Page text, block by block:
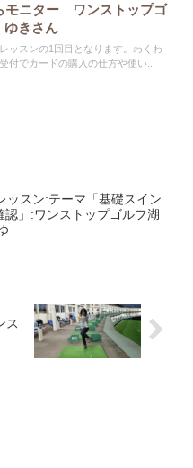
ニター ワンストップゴ
きさん
ッスンの1回目となります。わくわ
付でカードの購入の仕方や使い...
ッスン:テーマ「基礎スイン
認」:ワンストップゴルフ湖
ス